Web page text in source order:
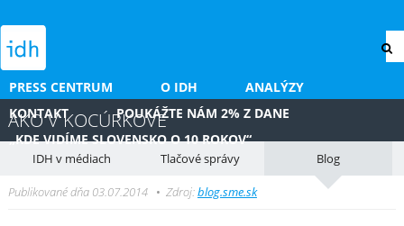
PRESS CENTRUM O IDH
ANALÝZY
KONTAKT
POUKÁŽTE NÁM 2% Z DANE
„KDE VIDÍME SLOVENSKO O 10 ROKOV“
AKO V KOCÚRKOVE
IDH v médiach Tlačové správy Blog
Publikované dňa 03.07.2014• Zdroj:blog.sme.sk